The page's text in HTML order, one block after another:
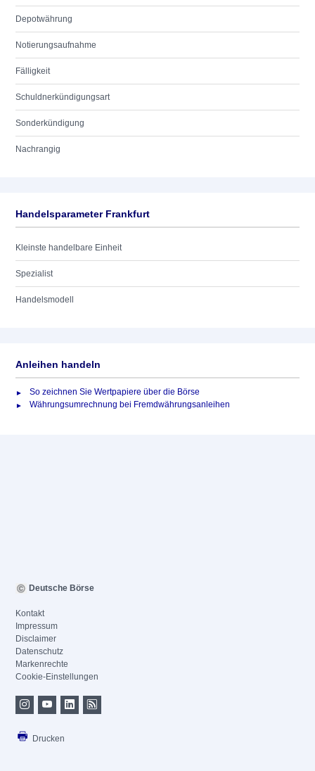
Depotwährung
Notierungsaufnahme
Fälligkeit
Schuldnerkündigungsart
Sonderkündigung
Nachrangig
Handelsparameter Frankfurt
Kleinste handelbare Einheit
Spezialist
Handelsmodell
Anleihen handeln
So zeichnen Sie Wertpapiere über die Börse
Währungsumrechnung bei Fremdwährungsanleihen
Deutsche Börse
Kontakt
Impressum
Disclaimer
Datenschutz
Markenrechte
Cookie-Einstellungen
Drucken